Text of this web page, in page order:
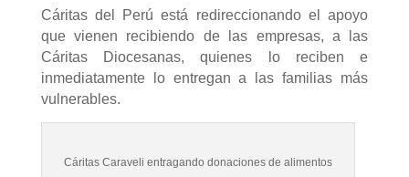
Cáritas del Perú está redireccionando el apoyo
que vienen recibiendo de las empresas, a las
Cáritas Diocesanas, quienes lo reciben e
inmediatamente lo entregan a las familias más
vulnerables.
Cáritas Caraveli entragando donaciones de alimentos